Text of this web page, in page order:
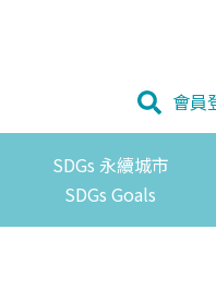
會員
SDGs 永續城市
SDGs Goals